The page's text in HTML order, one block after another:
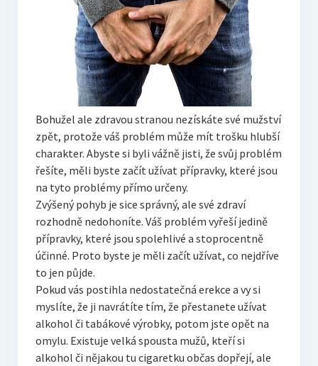
Bohužel ale zdravou stranou nezískáte své mužství
zpět, protože váš problém může mít trošku hlubší
charakter. Abyste si byli vážně jisti, že svůj problém
řešíte, měli byste začít užívat přípravky, které jsou
na tyto problémy přímo určeny.
Zvýšený pohyb je sice správný, ale své zdraví
rozhodně nedohoníte. Váš problém vyřeší jedině
přípravky, které jsou spolehlivé a stoprocentně
účinné. Proto byste je měli začít užívat, co nejdříve
to jen půjde.
Pokud vás postihla nedostatečná erekce a vy si
myslíte, že ji navrátíte tím, že přestanete užívat
alkohol či tabákové výrobky, potom jste opět na
omylu. Existuje velká spousta mužů, kteří si
alkohol či nějakou tu cigaretku občas dopřejí, ale